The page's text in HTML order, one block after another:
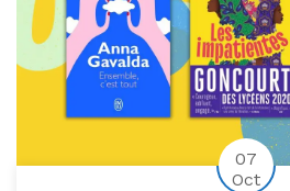
07
Oct